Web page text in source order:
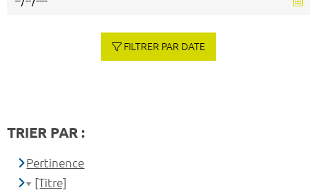
FILTRER PAR DATE
TRIER PAR :
Pertinence
[Titre]